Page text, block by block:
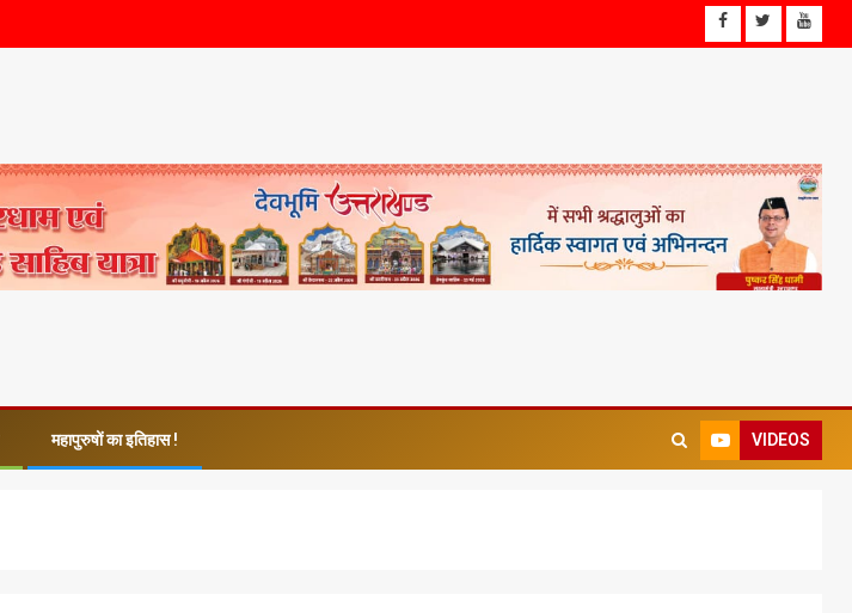
महापुरुषों का इतिहास ! VIDEOS